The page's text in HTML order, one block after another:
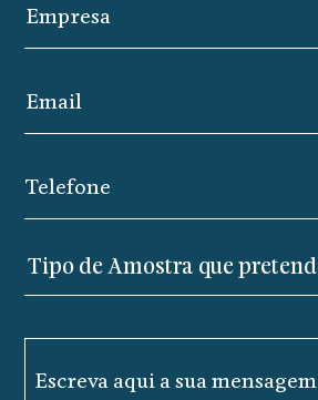
Empresa
Email
Telefone
Escreva aqui a sua mensagem